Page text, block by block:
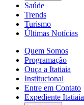
Saúde
Trends
Turismo
Últimas Notícias
Quem Somos
Programação
Ouça a Itatiaia
Institucional
Entre em Contato
Expediente Itatiaia